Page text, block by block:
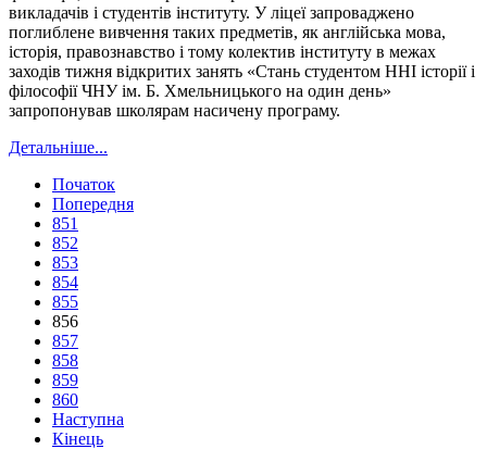
викладачів і студентів інституту. У ліцеї запроваджено
поглиблене вивчення таких предметів, як англійська мова,
історія, правознавство і тому колектив інституту в межах
заходів тижня відкритих занять «Стань студентом ННІ історії і
філософії ЧНУ ім. Б. Хмельницького на один день»
запропонував школярам насичену програму.
Детальніше...
Початок
Попередня
851
852
853
854
855
856
857
858
859
860
Наступна
Кінець